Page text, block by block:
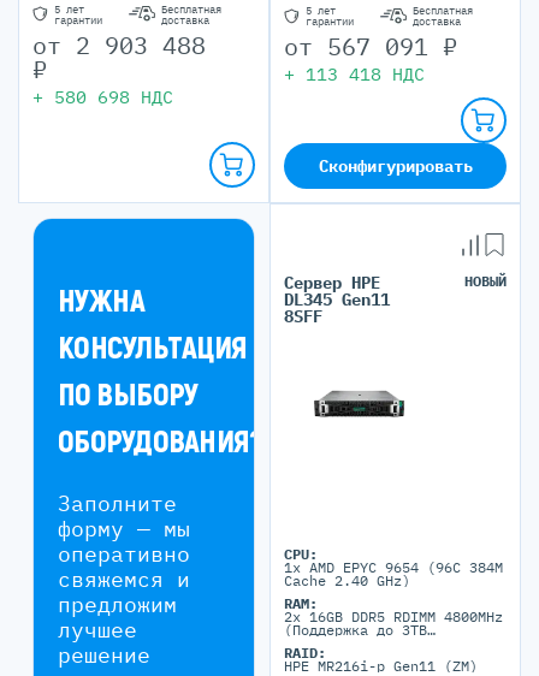
5 лет
гарантии
Бесплатная
доставка
от 2 903 488
₽
+ 580 698 НДС
5 лет
гарантии
Бесплатная
доставка
от 567 091 ₽
+ 113 418 НДС
Сконфигурировать
НУЖНА
КОНСУЛЬТАЦИЯ
ПО ВЫБОРУ
ОБОРУДОВАНИЯ?
Заполните
форму — мы
оперативно
свяжемся и
предложим
лучшее
решение
Сервер HPE
DL345 Gen11
8SFF
НОВЫЙ
CPU:
1x AMD EPYC 9654 (96C 384M
Cache 2.40 GHz)
RAM:
2x 16GB DDR5 RDIMM 4800MHz
(Поддержка до 3TB
портов)
RAID:
HPE MR216i-p Gen11 (ZM)